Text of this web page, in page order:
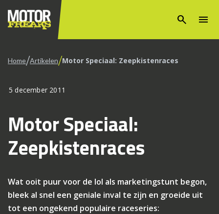
search menu
Home/Artikelen/Motor Speciaal: Zeepkistenraces
5 december 2011
Motor Speciaal:
Zeepkistenraces
Wat ooit puur voor de lol als marketingstunt begon,
bleek al snel een geniale inval te zijn en groeide uit
tot een ongekend populaire raceseries: